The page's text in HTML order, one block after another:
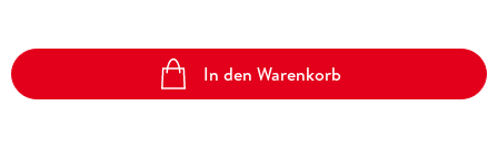
In den Warenkorb